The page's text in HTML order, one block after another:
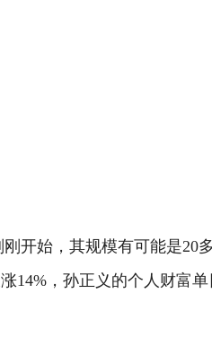
开始，其规模有可能是20
14%，孙正义的个人财富